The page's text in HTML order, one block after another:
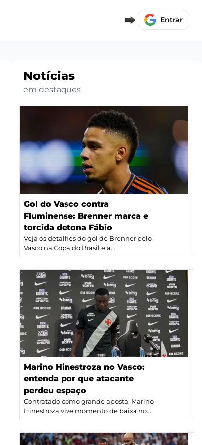
Entrar
Notícias
em destaques
Gol do Vasco contra
Fluminense: Brenner marca e
torcida detona Fábio
Veja os detalhes do gol de Brenner pelo
Vasco na Copa do Brasil e a...
Marino Hinestroza no Vasco:
entenda por que atacante
perdeu espaço
Contratado como grande aposta, Marino
Hinestroza vive momento de baixa no...